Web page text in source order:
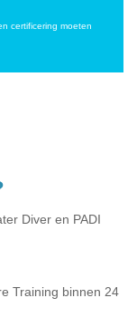
certificering moeten
Diver en PADI
Training binnen 24